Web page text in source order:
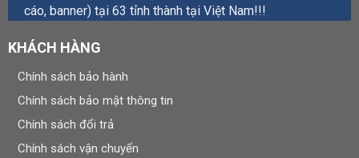
cáo, banner) tại 63 tỉnh thành tại Việt Nam!!!
KHÁCH HÀNG
Chính sách bảo hành
Chính sách bảo mật thông tin
Chính sách đổi trả
Chính sách vận chuyển